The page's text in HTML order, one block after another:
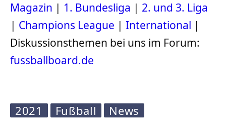
Magazin | 1. Bundesliga | 2. und 3. Liga
| Champions League | International |
Diskussionsthemen bei uns im Forum:
fussballboard.de
2021 Fußball News